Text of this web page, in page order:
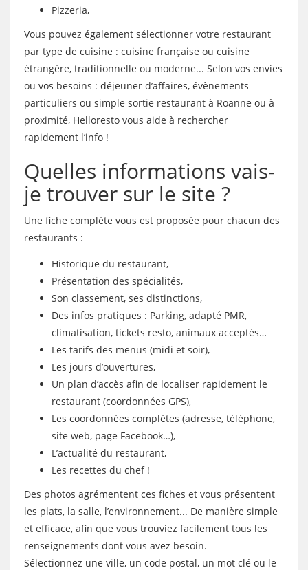
Pizzeria,
Vous pouvez également sélectionner votre restaurant
par type de cuisine : cuisine française ou cuisine
étrangère, traditionnelle ou moderne... Selon vos envies
ou vos besoins : déjeuner d’affaires, évènements
particuliers ou simple sortie restaurant à Roanne ou à
proximité, Helloresto vous aide à rechercher
rapidement l’info !
Quelles informations vais-
je trouver sur le site ?
Une fiche complète vous est proposée pour chacun des
restaurants :
Historique du restaurant,
Présentation des spécialités,
Son classement, ses distinctions,
Des infos pratiques : Parking, adapté PMR,
climatisation, tickets resto, animaux acceptés…
Les tarifs des menus (midi et soir),
Les jours d’ouvertures,
Un plan d’accès afin de localiser rapidement le
restaurant (coordonnées GPS),
Les coordonnées complètes (adresse, téléphone,
site web, page Facebook…),
L’actualité du restaurant,
Les recettes du chef !
Des photos agrémentent ces fiches et vous présentent
les plats, la salle, l’environnement... De manière simple
et efficace, afin que vous trouviez facilement tous les
renseignements dont vous avez besoin.
Sélectionnez une ville, un code postal, un mot clé ou le